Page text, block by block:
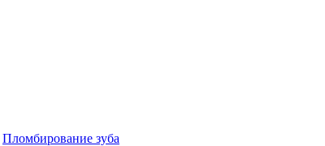
Пломбирование зуба